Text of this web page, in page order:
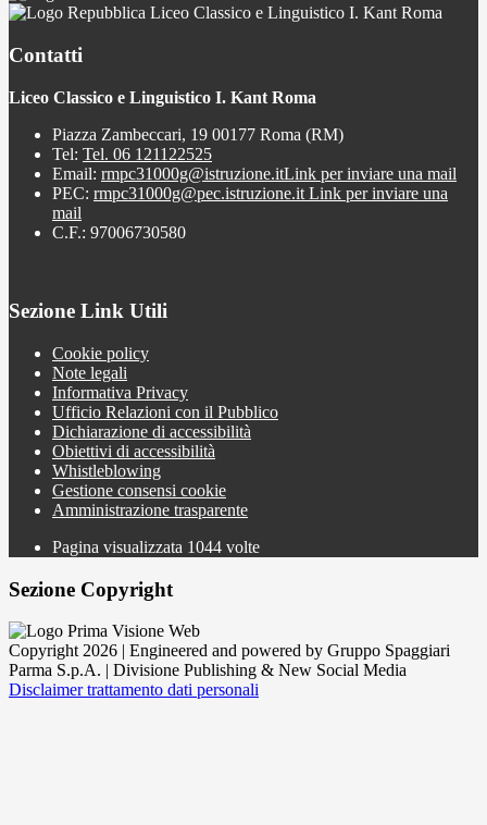
Liceo Classico e Linguistico I. Kant Roma
Contatti
Liceo Classico e Linguistico I. Kant Roma
Piazza Zambeccari, 19 00177 Roma (RM)
Tel: Tel. 06 121122525
Email: rmpc31000g@istruzione.itLink per inviare una mail
PEC: rmpc31000g@pec.istruzione.it Link per inviare una
mail
C.F.: 97006730580
Sezione Link Utili
Cookie policy
Note legali
Informativa Privacy
Ufficio Relazioni con il Pubblico
Dichiarazione di accessibilità
Obiettivi di accessibilità
Whistleblowing
Gestione consensi cookie
Amministrazione trasparente
Pagina visualizzata 1044 volte
Sezione Copyright
Copyright 2026 | Engineered and powered by Gruppo Spaggiari
Parma S.p.A. | Divisione Publishing & New Social Media
Disclaimer trattamento dati personali